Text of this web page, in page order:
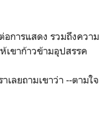
การแสดง รวมถึงความ
เขาก้าวข้ามอุปสรรค
เลยถามเขาว่า --ตามใจ